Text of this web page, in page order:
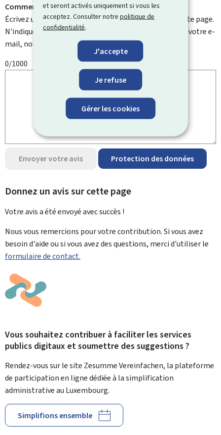
et seront activés uniquement si vous les
acceptez. Consulter notrepolitique de
confidentialité.
J'accepte
Je refuse
Gérer les cookies
Comment pouvons-nous l'améliorer ?
Écrivez un commentaire et aidez-nous à améliorer cette page.
N'indiquez pas d'informations personnelles telles que votre e-
mail, nom, numéro de téléphone, etc.
0/1000
Envoyer votre avis Protection des données
Donnez un avis sur cette page
Votre avis a été envoyé avecsuccès !
Nous vous remercions pour votre contribution. Si vous avez
besoin d'aide ou si vous avez des questions, merci d'utiliser le
formulaire de contact.
Vous souhaitez contribuer à faciliter les services
publics digitaux et soumettre des suggestions ?
Rendez-vous sur le site Zesumme Vereinfachen, la plateforme
de participation en ligne dédiée à la simplification
administrative au Luxembourg.
Simplifions ensemble